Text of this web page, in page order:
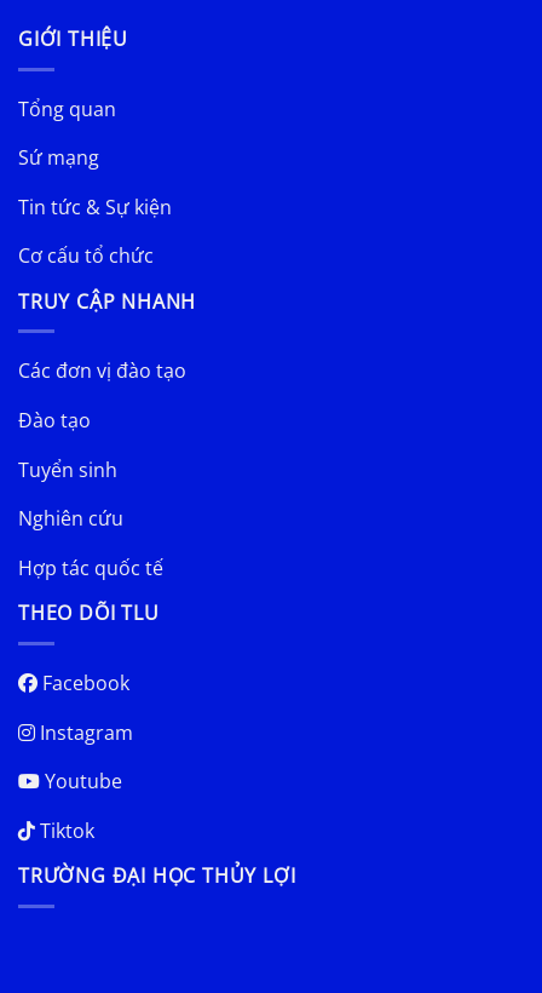
GIỚI THIỆU
Tổng quan
Sứ mạng
Tin tức & Sự kiện
Cơ cấu tổ chức
TRUY CẬP NHANH
Các đơn vị đào tạo
Đào tạo
Tuyển sinh
Nghiên cứu
Hợp tác quốc tế
THEO DÕI TLU
Facebook
Instagram
Youtube
Tiktok
TRƯỜNG ĐẠI HỌC THỦY LỢI